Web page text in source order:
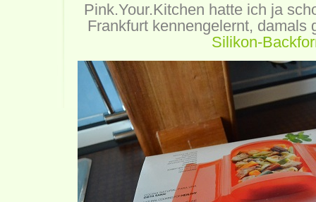
Pink.Your.Kitchen hatte ich ja
Frankfurt kennengelernt, damals
Silikon-